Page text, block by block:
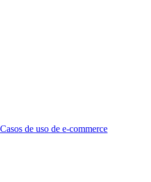
Casos de uso de e-commerce